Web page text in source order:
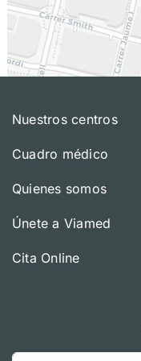
Nuestros centros
Cuadro médico
Quienes somos
Únete a Viamed
Cita Online